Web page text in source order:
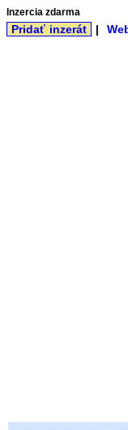
Inzercia zdarma
Pridať inzerát |